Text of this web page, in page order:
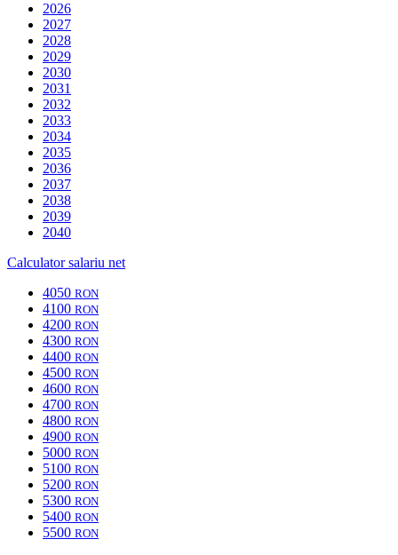
2026
2027
2028
2029
2030
2031
2032
2033
2034
2035
2036
2037
2038
2039
2040
Calculator salariu net
4050 RON
4100 RON
4200 RON
4300 RON
4400 RON
4500 RON
4600 RON
4700 RON
4800 RON
4900 RON
5000 RON
5100 RON
5200 RON
5300 RON
5400 RON
5500 RON